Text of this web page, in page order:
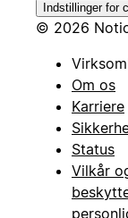
Indstillinger for
© 2026
Om os
Karriere
Status
Vilkår